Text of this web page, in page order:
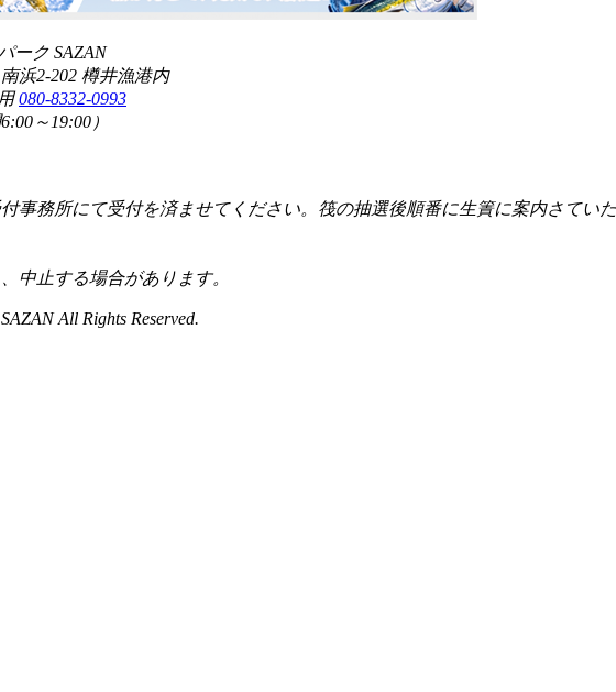
ーク SAZAN
浜2-202 樽井漁港内
080-8332-0993
～19:00）
事務所にて受付を済ませてください。筏の抽選後順番に生簀に案内さて
中止する場合があります。
All Rights Reserved.